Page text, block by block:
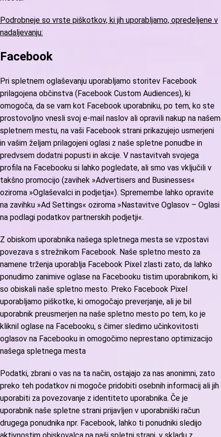
Podrobneje so vrste piškotkov, ki jih uporabljamo, opredeljene v
nadaljevanju:
Facebook
Pri spletnem oglaševanju uporabljamo storitev Facebook
prilagojena občinstva (Facebook Custom Audiences), ki
omogoča, da se vam kot Facebook uporabniku, po tem, ko ste
prostovoljno vnesli svoj e-mail naslov ali opravili nakup na našem
spletnem mestu, na vaši Facebook strani prikazujejo usmerjeni
in vašim željam prilagojeni oglasi z naše spletne ponudbe in
predvsem dodatni popusti in akcije. V nastavitvah svojega
profila na Facebooku si lahko pogledate, ali smo vas vključili v
takšno promocijo (zavihek »Advertisers and Businesses«
oziroma »Oglaševalci in podjetja«). Spremembe lahko opravite
na zavihku »Ad Settings« oziroma »Nastavitve Oglasov – Oglasi
na podlagi podatkov partnerskih podjetji«.
Z obiskom uporabnika našega spletnega mesta se vzpostavi
povezava s strežnikom Facebook. Naše spletno mesto za
namene trženja uporablja Facebook Pixel zlasti zato, da lahko
ponudimo zanimive oglase na Facebooku tistim uporabnikom, ki
so obiskali naše spletno mesto. Preko Facebook Pixel
uporabljamo piškotke, ki omogočajo preverjanje, ali je bil
uporabnik preusmerjen na naše spletno mesto po tem, ko je
kliknil oglase na Facebooku, s čimer sledimo učinkovitosti
oglasov na Facebooku in omogočimo neprestano optimizacijo
našega spletnega mesta
Podatki, zbrani o vas na ta način, ostajajo za nas anonimni, zato
preko teh podatkov ni mogoče pridobiti osebnih informacij ali jih
uporabiti za povezovanje z identiteto uporabnika. Če je
uporabnik naše spletne strani prijavljen v uporabniški račun
drugega ponudnika npr. Facebook, lahko ti ponudniki sledijo